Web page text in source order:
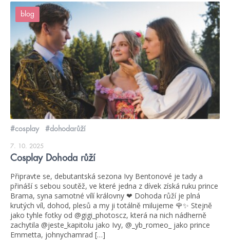
blog
#cosplay #dohodarůží
7. 10. 2025
Cosplay Dohoda růží
Připravte se, debutantská sezona Ivy Bentonové je tady a
přináší s sebou soutěž, ve které jedna z dívek získá ruku prince
Brama, syna samotné vílí královny ❤ Dohoda růží je plná
krutých víl, dohod, plesů a my ji totálně milujeme 🌹✨ Stejně
jako tyhle fotky od @gigi_photoscz, která na nich nádherně
zachytila @jeste_kapitolu jako Ivy, @_yb_romeo_ jako prince
Emmetta, johnychamrad […]